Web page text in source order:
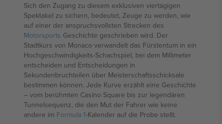
Sich den Zugang zu diesem exklusiven viertägigen
Spektakel zu sichern, bedeutet, Zeuge zu werden, wie
auf einer der anspruchsvollsten Strecken des
Motorsports Geschichte geschrieben wird. Der
Stadtkurs von Monaco verwandelt das Fürstentum in ein
Hochgeschwindigkeits-Schachspiel, bei dem Millimeter
entscheiden und Entscheidungen in
Sekundenbruchteilen über Meisterschaftsschicksale
bestimmen können. Jede Kurve erzählt eine Geschichte
– vom berühmten Casino Square bis zur legendären
Tunnelsequenz, die den Mut der Fahrer wie keine
andere im Formula 1-Kalender auf die Probe stellt.